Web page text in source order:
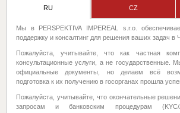
RU CZ
Мы в PERSPEKTIVA IMPEREAL s.r.o.
поддержку и консалтинг для решения ваших задач в
Пожалуйста, учитывайте, что как частная
консультационные услуги, а не государственные.
официальные документы, но делаем всё
подготовка к их получению в госорганах прошла
Пожалуйста, учитывайте, что окончательные
запросам и банковским процедурам